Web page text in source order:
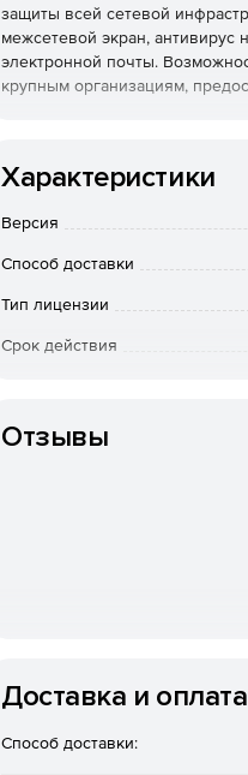
защиты всей сетевой
межсетевой экран, антивирус
электронной почты.
крупным организациям,
Поддержка практически
Простое развертывание
Полная защита
Межсетевой экран –
Безопасность
Качество обслуживания –
Характеристики
Версия
Способ доставки
Тип лицензии
Срок действия
Отзывы
Доставка и оплата
Способ доставки: